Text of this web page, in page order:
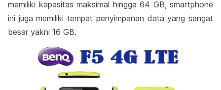
memiliki kapasitas maksimal hingga 64 GB, smartphone
ini juga memiliki tempat penyimpanan data yang sangat
besar yakni 16 GB.